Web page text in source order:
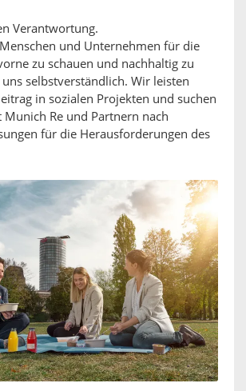
Verantwortung.
und Unternehmen für die
zu schauen und nachhaltig zu
selbstverständlich. Wir leisten
in sozialen Projekten und suchen
Re und Partnern nach
für die Herausforderungen des